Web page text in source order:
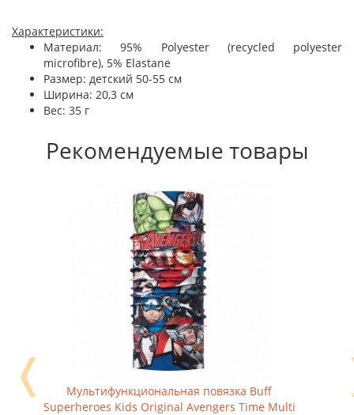
Характеристики:
Материал: 95% Polyester (recycled polyester
microfibre), 5% Elastane
Размер: детский 50-55 см
Ширина: 20,3 см
Вес: 35 г
Рекомендуемые товары
Мультифункциональная повязка Buff
Superheroes Kids Original Avengers Time Multi
❬